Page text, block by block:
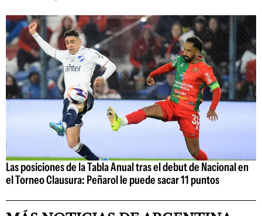
Las posiciones de la Tabla Anual tras el debut de Nacional en
el Torneo Clausura: Peñarol le puede sacar 11 puntos